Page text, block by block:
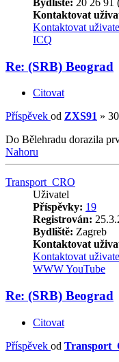
Kontaktovat
Kontaktovat
ICQ
Re: (SRB) Beograd
Citovat
Příspěvek od ZXS91 »
Do Bělehradu dorazila
Nahoru
Transport_CRO
Uživatel
Příspěvky: 19
Registrován:
Bydliště: Zagreb
Kontaktovat
Kontaktovat
WWWYouTube
Re: (SRB) Beograd
Citovat
Příspěvek od